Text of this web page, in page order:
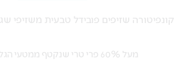
-
קונפיטורה שזיפים פובידל טבעית משזיפי
מעל 60% פרי טרי שנקטף ממטעי הגליל העליון.